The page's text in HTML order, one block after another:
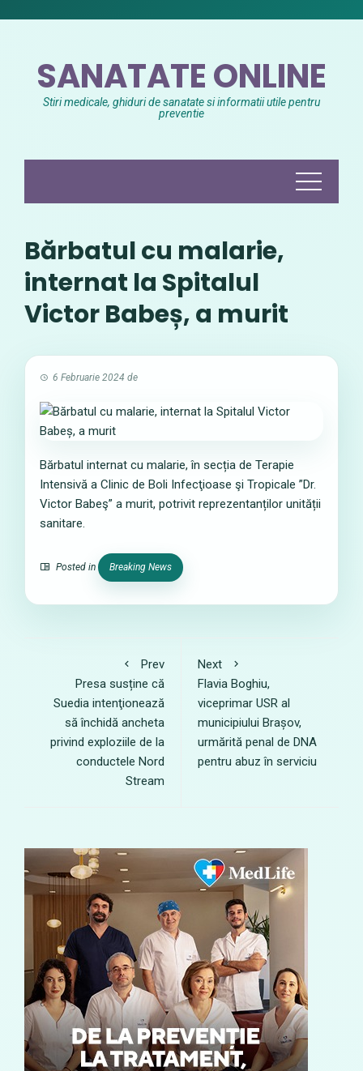
SANATATE ONLINE
Stiri medicale, ghiduri de sanatate si informatii utile pentru
preventie
Bărbatul cu malarie,
internat la Spitalul
Victor Babeș, a murit
6 Februarie 2024 de
Bărbatul internat cu malarie, în secția de Terapie
Intensivă a Clinic de Boli Infecţioase şi Tropicale ”Dr.
Victor Babeş” a murit, potrivit reprezentanților unității
sanitare.
Posted in Breaking News
Prev
Presa susține că
Suedia intenţionează
să închidă ancheta
privind exploziile de la
conductele Nord
Stream
Next
Flavia Boghiu,
viceprimar USR al
municipiului Brașov,
urmărită penal de DNA
pentru abuz în serviciu